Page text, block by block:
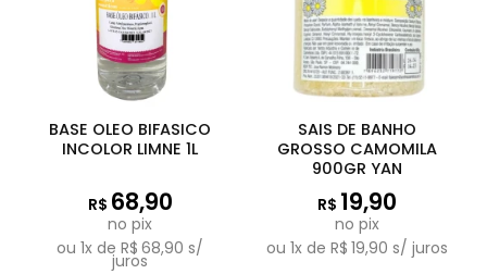
BASE OLEO BIFASICO
INCOLOR LIMNE 1L
R$ 68,90
no pix
ou 1x de R$ 68,90 s/
juros
SAIS DE BANHO
GROSSO CAMOMILA
900GR YAN
R$ 19,90
no pix
ou 1x de R$ 19,90 s/ juros